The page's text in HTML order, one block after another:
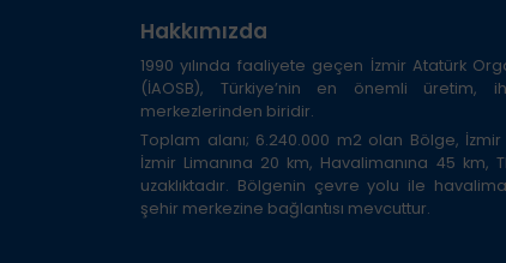
Hakkımızda
1990 yılında faaliyete geçen İzmir Atatürk
(İAOSB), Türkiye’nin en önemli üretim,
merkezlerinden biridir.
Toplam alanı; 6.240.000 m2 olan Bölge, İzmir
İzmir Limanına 20 km, Havalimanına 45 km,
uzaklıktadır. Bölgenin çevre yolu ile
şehir merkezine bağlantısı mevcuttur.